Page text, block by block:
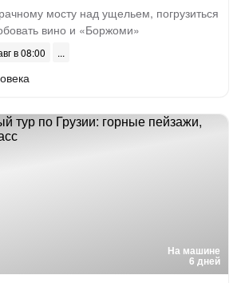
мосту над ущельем, погрузиться
вино и «Боржоми»
в 08:00
На машине
6 дней